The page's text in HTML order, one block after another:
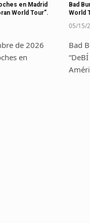
en Madrid
World Tour”.
de 2026
en
Bad
World
05/15/
Bad